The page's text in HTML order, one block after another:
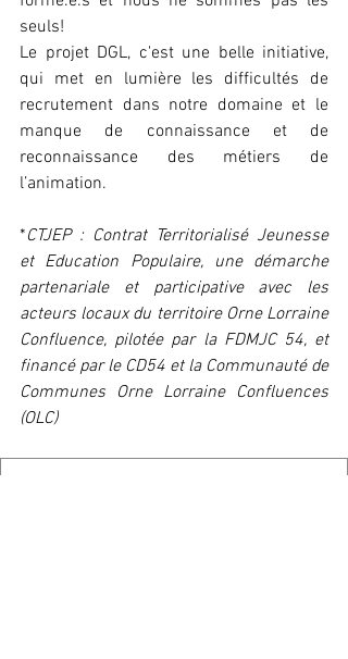
seuls!
Le projet DGL, c'est une belle initiative,
qui met en lumière les difficultés de
recrutement dans notre domaine et le
manque de connaissance et de
reconnaissance des métiers de
l’animation.
*CTJEP : Contrat Territorialisé Jeunesse
et Education Populaire, une démarche
partenariale et participative avec les
acteurs locaux du territoire Orne Lorraine
Confluence, pilotée par la FDMJC 54, et
financé par le CD54 et la Communauté de
Communes Orne Lorraine Confluences
(OLC)